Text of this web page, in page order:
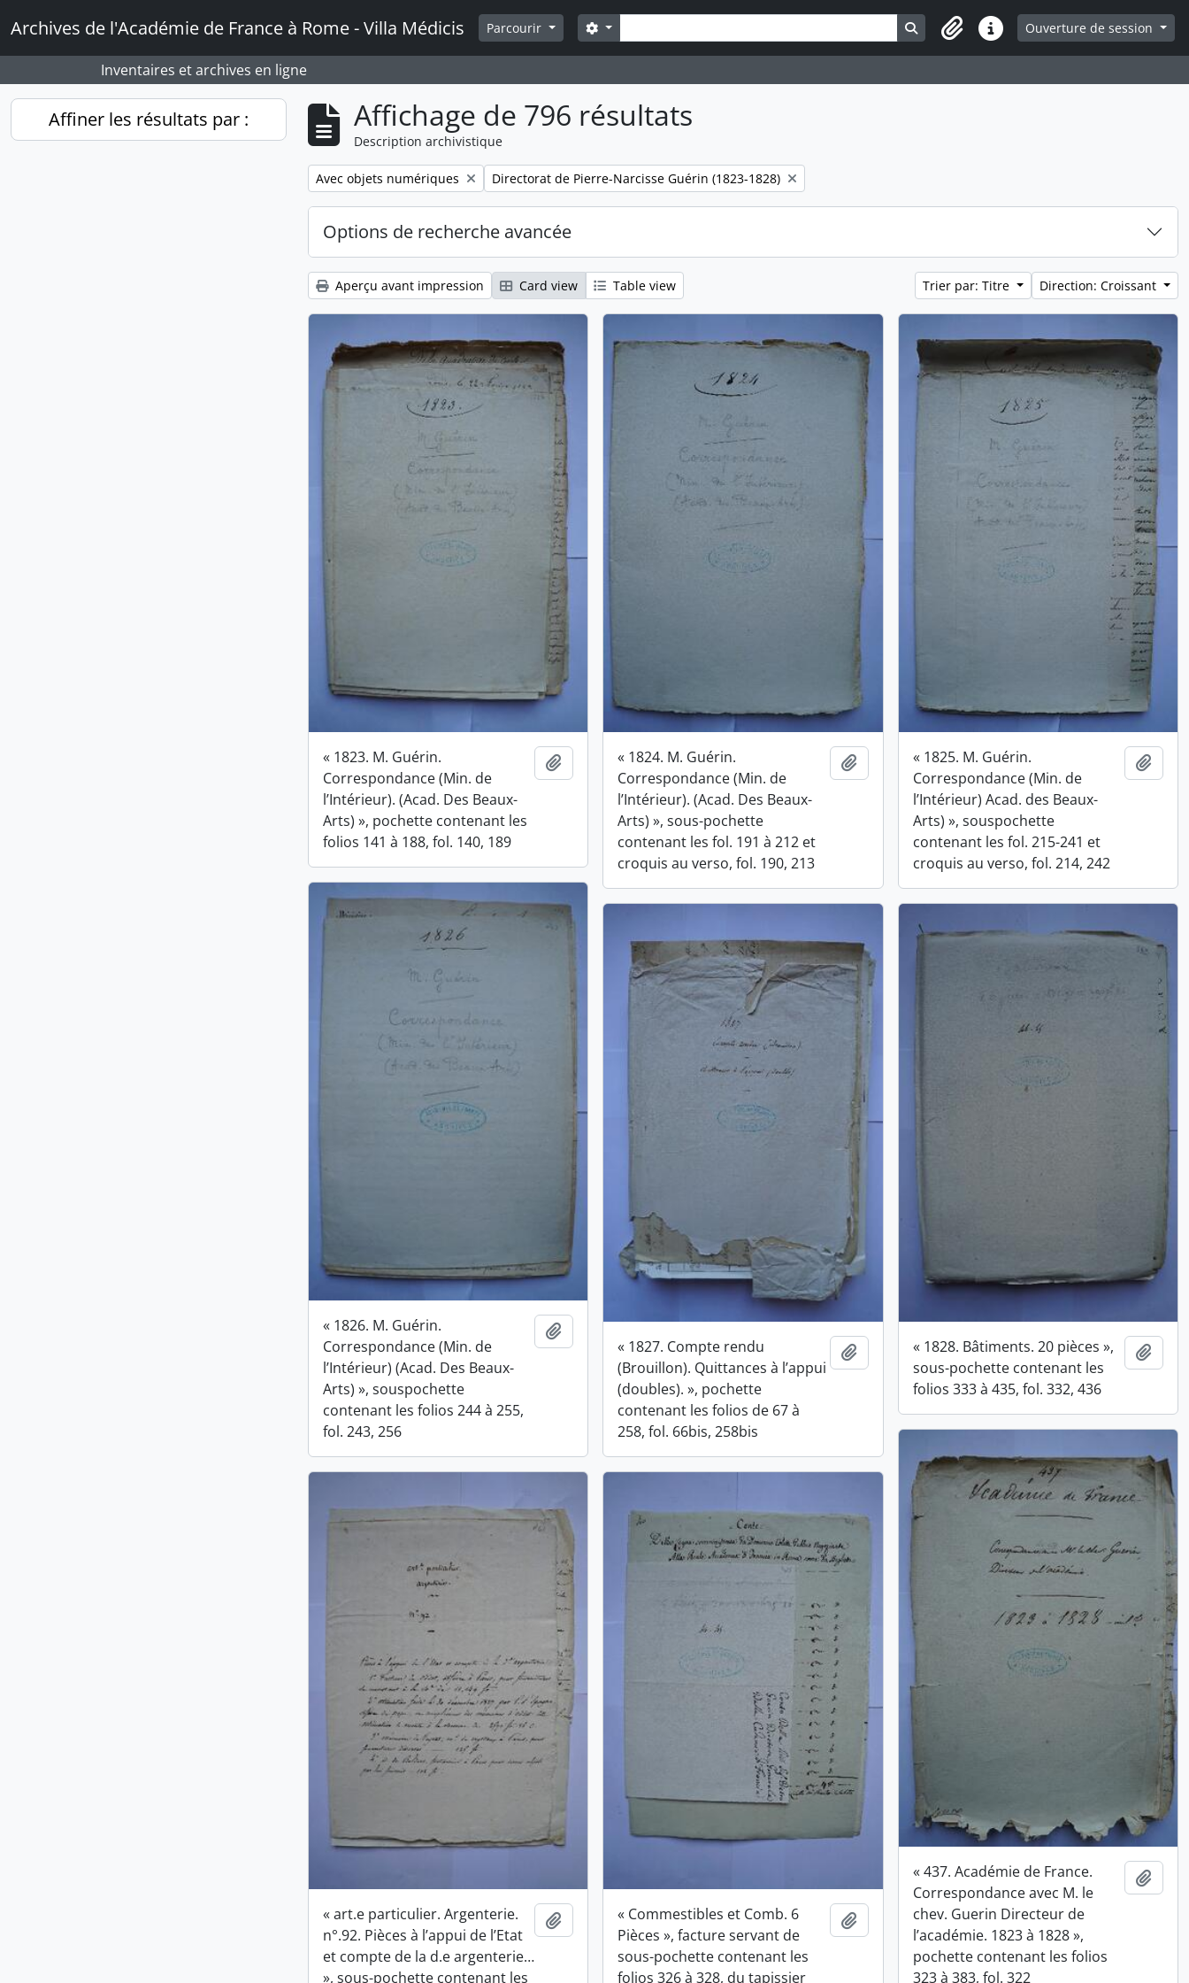
Archives de l'Académie de France à Rome - Villa Médicis Parcourir Rechercher
Search options Search in browse page
Liens rapidesOuverture de session
Inventaires et archives en ligne
Affiner les résultats par : Affichage de 796 résultats
Description archivistique
Remove filter:
Avec objets numériques Remove filter:
Directorat de Pierre-Narcisse Guérin (1823-1828)
Options de recherche avancée
Aperçu avant impression Card view Table view Trier par: Titre Direction: Croissant
« 1823. M. Guérin.
Correspondance (Min. de
l’Intérieur). (Acad. Des Beaux-
Arts) », pochette contenant les
folios 141 à 188, fol. 140, 189
Ajouter au presse-papier
« 1824. M. Guérin.
Correspondance (Min. de
l’Intérieur). (Acad. Des Beaux-
Arts) », sous-pochette
contenant les fol. 191 à 212 et
croquis au verso, fol. 190, 213
Ajouter au presse-papier
« 1825. M. Guérin.
Correspondance (Min. de
l’Intérieur) Acad. des Beaux-
Arts) », souspochette
contenant les fol. 215-241 et
croquis au verso, fol. 214, 242
« 1826. M. Guérin.
Correspondance (Min. de
l’Intérieur) (Acad. Des Beaux-
Arts) », souspochette
contenant les folios 244 à 255,
fol. 243, 256
« 1827. Compte rendu
(Brouillon). Quittances à l’appui
(doubles). », pochette
contenant les folios de 67 à
258, fol. 66bis, 258bis
Ajouter au presse-papier
« 1828. Bâtiments. 20 pièces »,
sous-pochette contenant les
folios 333 à 435, fol. 332, 436
« 437. Académie de France.
Correspondance avec M. le
chev. Guerin Directeur de
l’académie. 1823 à 1828 »,
pochette contenant les folios
323 à 383, fol. 322
« art.e particulier. Argenterie.
n°.92. Pièces à l’appui de l’Etat
et compte de la d.e argenterie…
», sous-pochette contenant les
Ajouter au presse-papier
« Commestibles et Comb. 6
Pièces », facture servant de
sous-pochette contenant les
folios 326 à 328, du tapissier
Ajouter au presse-papier